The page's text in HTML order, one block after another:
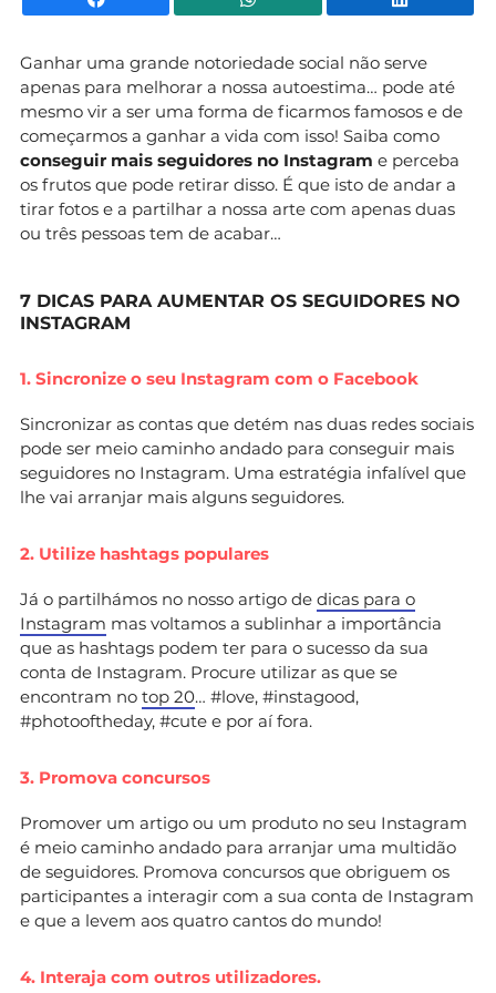
Ganhar uma grande notoriedade social não serve
apenas para melhorar a nossa autoestima… pode até
mesmo vir a ser uma forma de ficarmos famosos e de
começarmos a ganhar a vida com isso! Saiba como
conseguir mais seguidores no Instagram e perceba
os frutos que pode retirar disso. É que isto de andar a
tirar fotos e a partilhar a nossa arte com apenas duas
ou três pessoas tem de acabar…
7 DICAS PARA AUMENTAR OS SEGUIDORES NO
INSTAGRAM
1. Sincronize o seu Instagram com o Facebook
Sincronizar as contas que detém nas duas redes sociais
pode ser meio caminho andado para conseguir mais
seguidores no Instagram. Uma estratégia infalível que
lhe vai arranjar mais alguns seguidores.
2. Utilize hashtags populares
Já o partilhámos no nosso artigo de dicas para o
Instagram mas voltamos a sublinhar a importância
que as hashtags podem ter para o sucesso da sua
conta de Instagram. Procure utilizar as que se
encontram no top 20… #love, #instagood,
#photooftheday, #cute e por aí fora.
3. Promova concursos
Promover um artigo ou um produto no seu Instagram
é meio caminho andado para arranjar uma multidão
de seguidores. Promova concursos que obriguem os
participantes a interagir com a sua conta de Instagram
e que a levem aos quatro cantos do mundo!
4. Interaja com outros utilizadores.